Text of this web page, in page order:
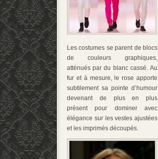
Les costumes se parent de blocs
de couleurs graphiques,
atténués par du blanc cassé. Au
fur et à mesure, le rose apporte
subtilement sa pointe d’humour
devenant de plus en plus
présent pour dominer avec
élégance sur les vestes ajustées
et les imprimés découpés.